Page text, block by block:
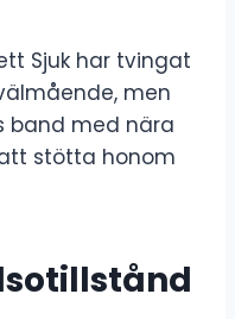
Sjuk har tvingat
men
band med nära
stötta honom